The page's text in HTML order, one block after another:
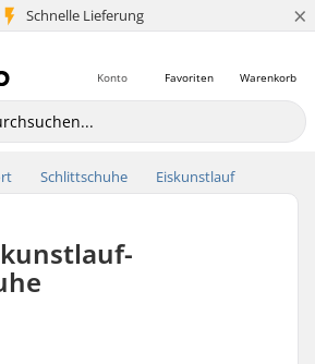
Schnelle Lieferung
5+ Mio. Kunden ×
Warenkorb
Favoriten
Konto
Schlittschuhe Eiskunstlauf